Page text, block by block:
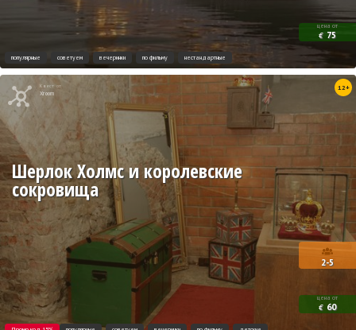
цена от
€ 75
популярные советуем вечеринки по фильму нестандартные
Квест от
Xroom
12+
2-5
цена от
€ 60
Шерлок Холмс и королевские
сокровища